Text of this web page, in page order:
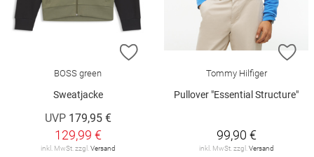
ZUR WUNSCHLISTE HINZUFÜGEN
BOSS green
Sweatjacke
UVP 179,95 €
129,99 €
inkl. MwSt. zzgl. Versand
Tommy Hilfiger
Pullover "Essential Structure"
99,90 €
inkl. MwSt. zzgl. Versand